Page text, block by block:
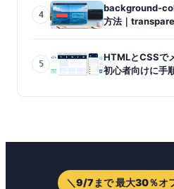
4
background-
方法｜
5
HTMLとCSSで
初心者向けに手
＼9/7まで 最大30％オ